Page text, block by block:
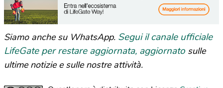
Siamo anche su WhatsApp. Segui il canale ufficiale
LifeGate per restare aggiornata, aggiornato sulle
ultime notizie e sulle nostre attività.